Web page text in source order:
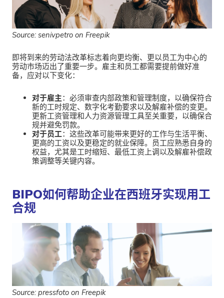
Source: senivpetro on Freepik
即将到来的劳动法改革标志着向更均衡、更以员工为中心的
劳动市场迈出了重要一步。雇主和员工都需要提前做好准
备，应对以下变化：
对于雇主：必须审查内部政策和管理制度，以确保符合
新的工时规定、数字化考勤要求以及解雇补偿的变更。
更新工资管理和人力资源管理工具至关重要，以确保合
规并避免罚款。
对于员工：这些改革可能带来更好的工作与生活平衡、
更高的工资以及更稳定的就业保障。员工应熟悉自身的
权益，尤其是工时缩短、最低工资上调以及解雇补偿政
策调整等关键内容。
BIPO如何帮助企业在西班牙实现用工
合规
Source: pressfoto on Freepik